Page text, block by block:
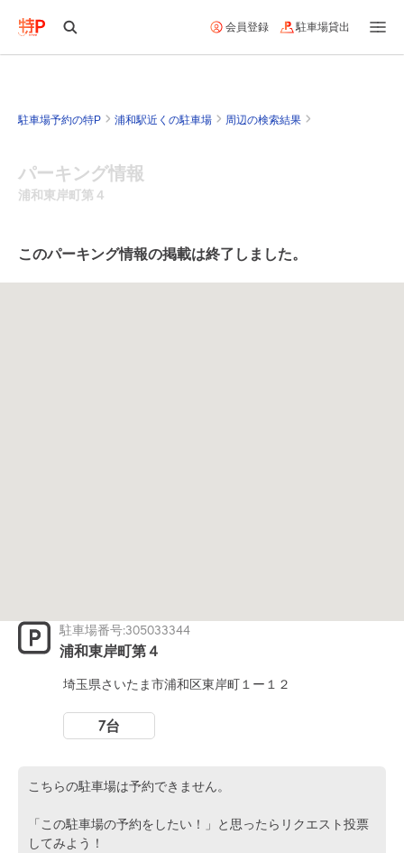
会員登録 駐車場貸出
駐車場予約の特P 浦和駅近くの駐車場 周辺の検索結果
パーキング情報
浦和東岸町第４
このパーキング情報の掲載は終了しました。
駐車場番号:305033344
浦和東岸町第４
埼玉県さいたま市浦和区東岸町１ー１２
7台
こちらの駐車場は予約できません。
「この駐車場の予約をしたい！」と思ったらリクエスト投票
してみよう！